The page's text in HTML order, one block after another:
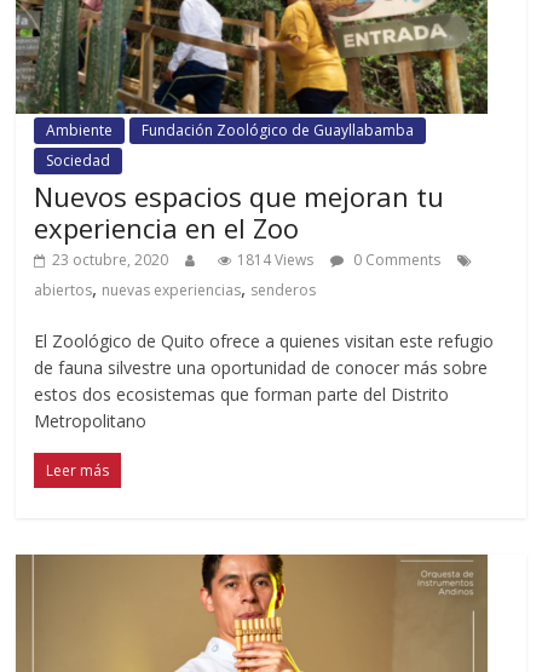
Ambiente
Fundación Zoológico de Guayllabamba
Sociedad
Nuevos espacios que mejoran tu
experiencia en el Zoo
23 octubre, 2020 1814 Views
0 Comments
abiertos, nuevas experiencias, senderos
El Zoológico de Quito ofrece a quienes visitan este refugio
de fauna silvestre una oportunidad de conocer más sobre
estos dos ecosistemas que forman parte del Distrito
Metropolitano
Leer más